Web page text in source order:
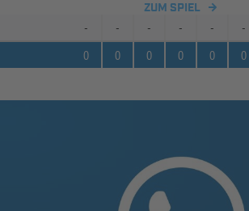
ZUM SPIEL
- - - - - -
0
0 0 0 0 0